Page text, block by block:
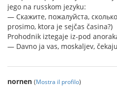
jego na russkom jezyku:
— Скажите, пожалуйста,
prosimo, ktora je sejčas časina?)
Prohodnik iztegaje iz-pod
— Davno ja vas, moskaljev,
nornen (Mostra il profilo)